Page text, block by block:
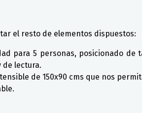
el resto de elementos dispuestos:
para 5 personas, posicionado
de lectura.
de 150x90 cms que nos